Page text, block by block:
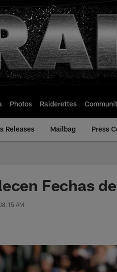
Photos Raiderettes
Releases Mailbag Press
Fechas
AM